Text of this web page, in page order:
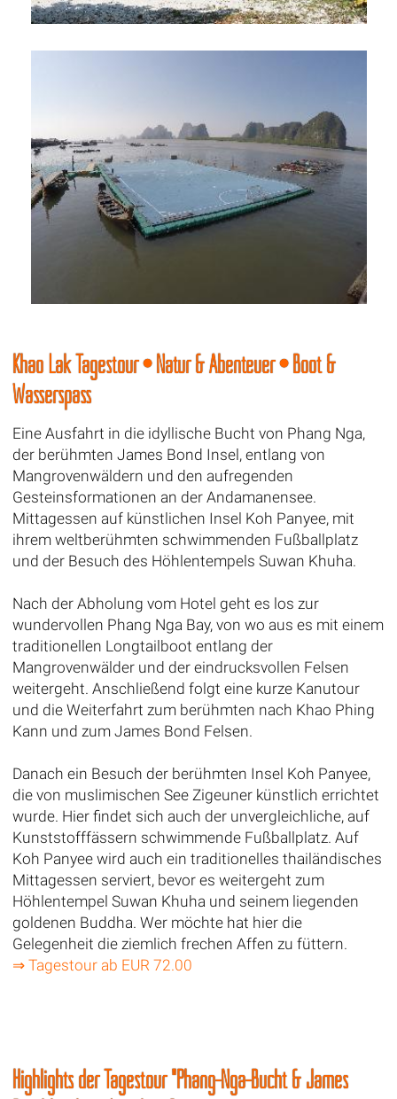
Khao Lak Tagestour • Natur & Abenteuer • Boot &
Wasserspass
Eine Ausfahrt in die idyllische Bucht von Phang Nga,
der berühmten James Bond Insel, entlang von
Mangrovenwäldern und den aufregenden
Gesteinsformationen an der Andamanensee.
Mittagessen auf künstlichen Insel Koh Panyee, mit
ihrem weltberühmten schwimmenden Fußballplatz
und der Besuch des Höhlentempels Suwan Khuha.
Nach der Abholung vom Hotel geht es los zur
wundervollen Phang Nga Bay, von wo aus es mit einem
traditionellen Longtailboot entlang der
Mangrovenwälder und der eindrucksvollen Felsen
weitergeht. Anschließend folgt eine kurze Kanutour
und die Weiterfahrt zum berühmten nach Khao Phing
Kann und zum James Bond Felsen.
Danach ein Besuch der berühmten Insel Koh Panyee,
die von muslimischen See Zigeuner künstlich errichtet
wurde. Hier findet sich auch der unvergleichliche, auf
Kunststofffässern schwimmende Fußballplatz. Auf
Koh Panyee wird auch ein traditionelles thailändisches
Mittagessen serviert, bevor es weitergeht zum
Höhlentempel Suwan Khuha und seinem liegenden
goldenen Buddha. Wer möchte hat hier die
Gelegenheit die ziemlich frechen Affen zu füttern.
⇒ Tagestour ab EUR 72.00
Highlights der Tagestour "Phang-Nga-Bucht & James